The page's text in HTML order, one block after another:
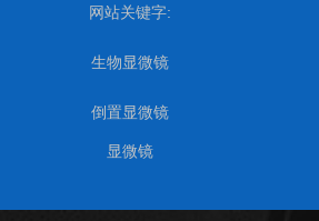
网站关键字:
生物显微镜
倒置显微镜
显微镜